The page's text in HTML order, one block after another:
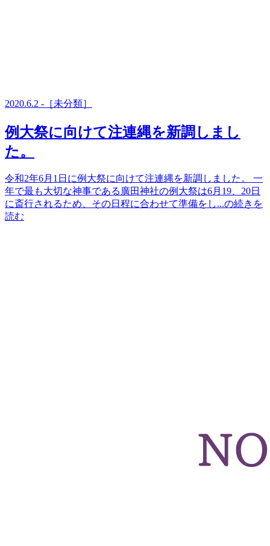
2020.6.2 -［未分類］
例大祭に向けて注連縄を新調しまし
た。
令和2年6月1日に例大祭に向けて注連縄を新調しました。 一
年で最も大切な神事である廣田神社の例大祭は6月19、20日
に斎行されるため、その日程に合わせて準備をし...の続きを
読む